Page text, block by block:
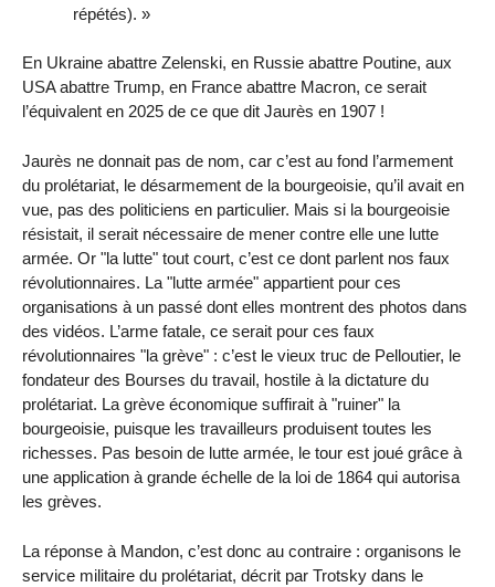
répétés). »
En Ukraine abattre Zelenski, en Russie abattre Poutine, aux
USA abattre Trump, en France abattre Macron, ce serait
l’équivalent en 2025 de ce que dit Jaurès en 1907 !
Jaurès ne donnait pas de nom, car c’est au fond l’armement
du prolétariat, le désarmement de la bourgeoisie, qu’il avait en
vue, pas des politiciens en particulier. Mais si la bourgeoisie
résistait, il serait nécessaire de mener contre elle une lutte
armée. Or "la lutte" tout court, c’est ce dont parlent nos faux
révolutionnaires. La "lutte armée" appartient pour ces
organisations à un passé dont elles montrent des photos dans
des vidéos. L’arme fatale, ce serait pour ces faux
révolutionnaires "la grève" : c’est le vieux truc de Pelloutier, le
fondateur des Bourses du travail, hostile à la dictature du
prolétariat. La grève économique suffirait à "ruiner" la
bourgeoisie, puisque les travailleurs produisent toutes les
richesses. Pas besoin de lutte armée, le tour est joué grâce à
une application à grande échelle de la loi de 1864 qui autorisa
les grèves.
La réponse à Mandon, c’est donc au contraire : organisons le
service militaire du prolétariat, décrit par Trotsky dans le